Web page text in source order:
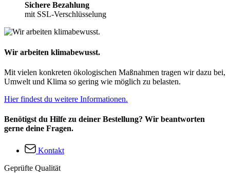
Sichere Bezahlung
mit SSL-Verschlüsselung
Wir arbeiten klimabewusst.
Mit vielen konkreten ökologischen Maßnahmen tragen wir dazu bei,
Umwelt und Klima so gering wie möglich zu belasten.
Hier findest du weitere Informationen.
Benötigst du Hilfe zu deiner Bestellung? Wir beantworten
gerne deine Fragen.
Kontakt
Geprüfte Qualität